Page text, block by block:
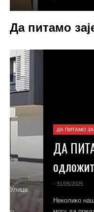
Да питамо
ДА ПИТАМО ЗАЈЕДНО
ДА ПИТАМО
одложити
- 31/05/2025
Неколико наших